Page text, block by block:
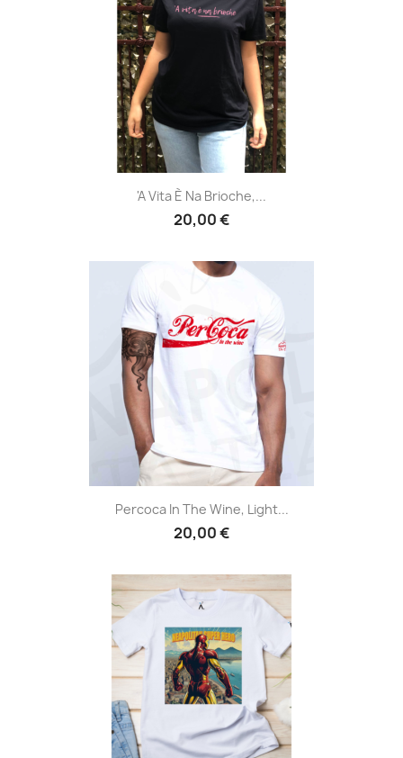
'A Vita È Na Brioche,...
20,00 €
Percoca In The Wine, Light...
20,00 €